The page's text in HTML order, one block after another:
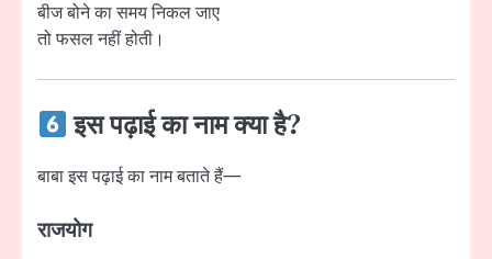
बीज बोने का समय निकल जाए
तो फसल नहीं होती।
इस पढ़ाई का नाम क्या है?
बाबा इस पढ़ाई का नाम बताते हैं—
राजयोग